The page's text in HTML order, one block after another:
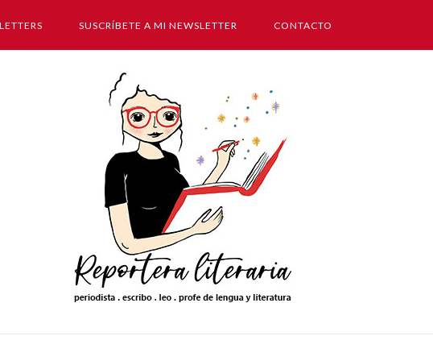
SUSCRÍBETE A MI NEWSLETTER CONTACTO